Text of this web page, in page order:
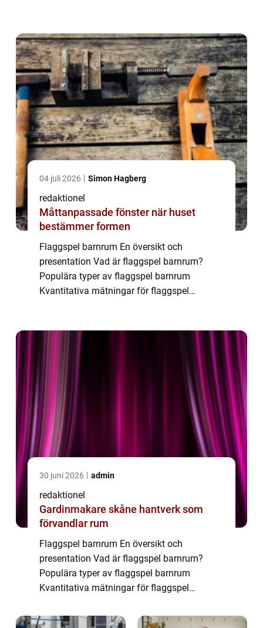
flaggspel barnrum Fl...
04 juli 2026 Simon Hagberg
redaktionel
Måttanpassade fönster när huset
bestämmer formen
Flaggspel barnrum En översikt och
presentation Vad är flaggspel barnrum?
Populära typer av flaggspel barnrum
Kvantitativa mätningar för flaggspel
30 juni 2026 admin
redaktionel
Gardinmakare skåne hantverk som
förvandlar rum
Flaggspel barnrum En översikt och
presentation Vad är flaggspel barnrum?
Populära typer av flaggspel barnrum
Kvantitativa mätningar för flaggspel
barnrum Historiska för- och nackdelar med